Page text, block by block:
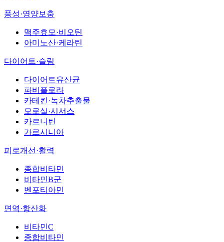
풍성·영양보충
맥주효모·비오틴
아미노산·케라틴
다이어트·슬림
다이어트유산균
파비플로라
카테킨·녹차추출물
모로실·시서스
카르니틴
가르시니아
피로개선·활력
종합비타민
비타민B군
벤포티아민
면역·항산화
비타민C
종합비타민